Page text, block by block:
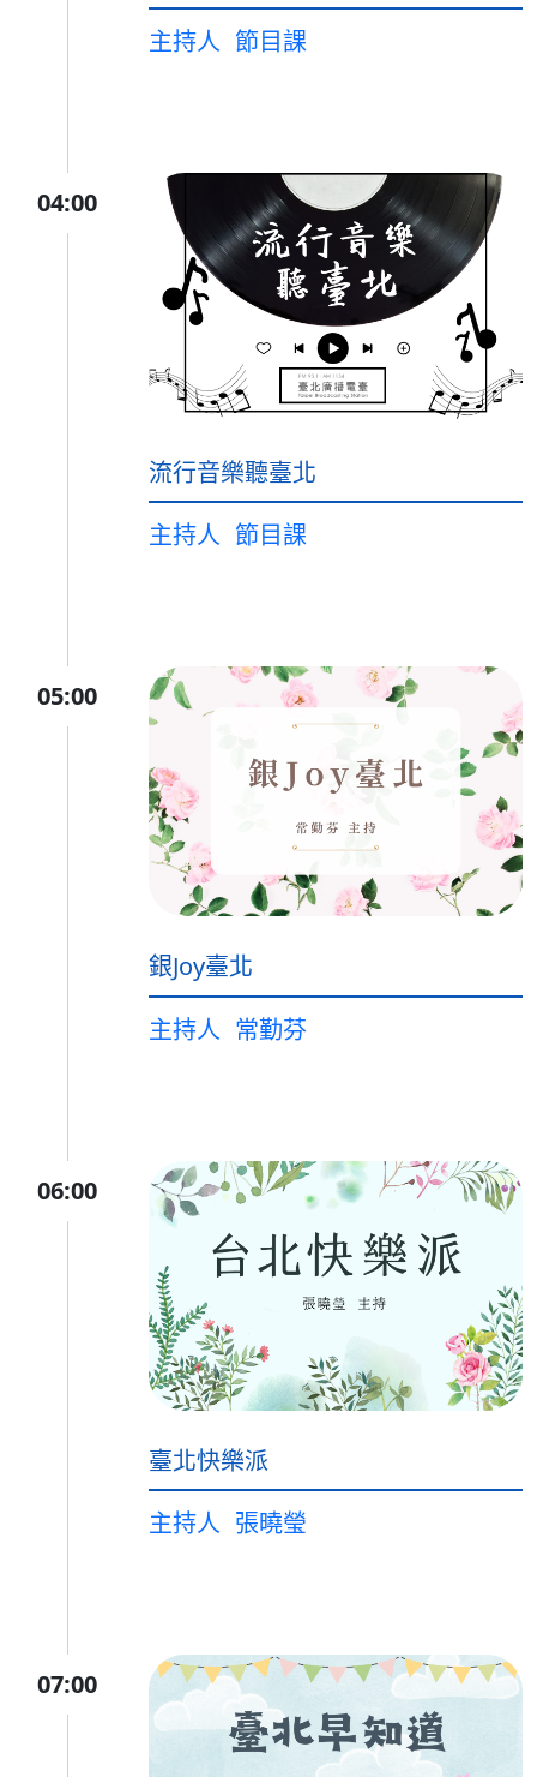
主持人 節目課
04:00
流行音樂聽臺北
主持人 節目課
05:00
銀Joy臺北
主持人 常勤芬
06:00
臺北快樂派
主持人 張曉瑩
07:00